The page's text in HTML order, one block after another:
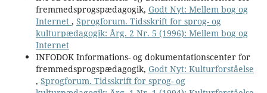
fremmedsprogspædagogik, Godt Nyt: Mellem bog og
Internet , Sprogforum. Tidsskrift for sprog- og
kulturpædagogik: Årg. 2 Nr. 5 (1996): Mellem bog og
Internet
INFODOK Informations- og dokumentationscenter for
fremmedsprogspædagogik, Godt Nyt: Kulturforståelse
, Sprogforum. Tidsskrift for sprog- og